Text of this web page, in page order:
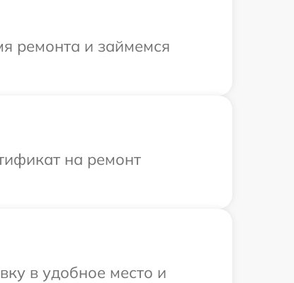
ремонта и займемся
на ремонт
в удобное место и